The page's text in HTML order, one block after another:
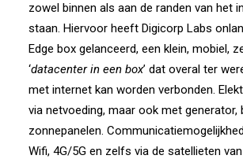
zowel binnen als aan de randen van het
staan. Hiervoor heeft Digicorp Labs
Edge box gelanceerd, een klein, mobiel,
‘datacenter in een box’ dat overal ter
met internet kan worden verbonden.
via netvoeding, maar ook met generator,
zonnepanelen.
Wifi, 4G/5G en zelfs via de satellieten